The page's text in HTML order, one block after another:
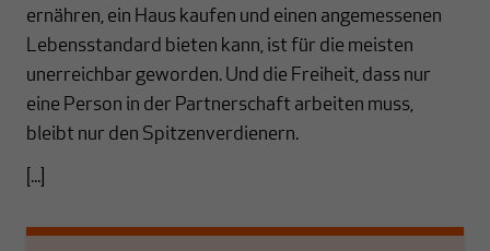
ernähren, ein Haus kaufen und einen angemessenen
Lebensstandard bieten kann, ist für die meisten
unerreichbar geworden. Und die Freiheit, dass nur
eine Person in der Partnerschaft arbeiten muss,
bleibt nur den Spitzenverdienern.
[...]